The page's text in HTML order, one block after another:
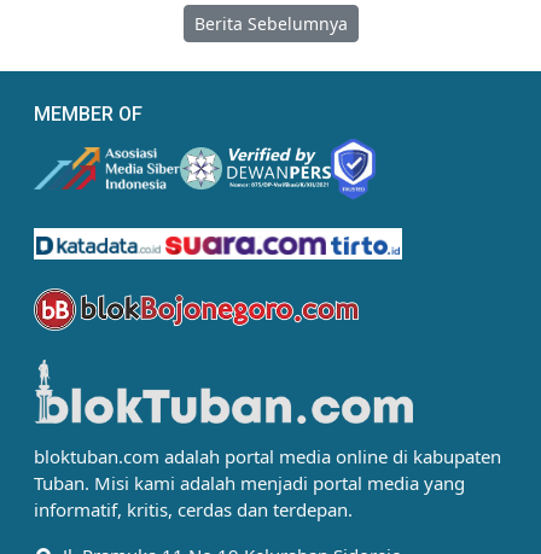
Berita Sebelumnya
MEMBER OF
bloktuban.com adalah portal media online di kabupaten
Tuban. Misi kami adalah menjadi portal media yang
informatif, kritis, cerdas dan terdepan.